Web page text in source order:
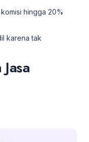
hingga 20%
karena tak